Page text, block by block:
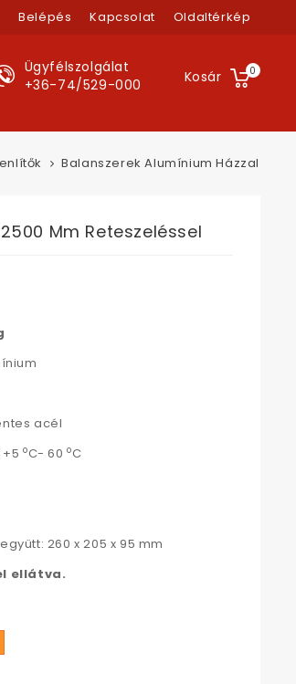
Belépés Kapcsolat Oldaltérkép
Kosár 0
Ügyfélszolgálat
+36-74/529-000
Balanszerek Alumínium Házzal
Mm Reteszeléssel
acél
+5oC- 60 oC
260 x 205 x 95 mm
ellátva.